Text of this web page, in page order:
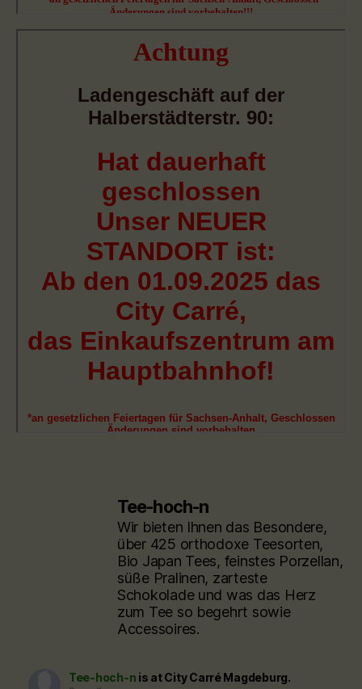
Tee-hoch-n
Wir bieten Ihnen das Besondere,
über 425 orthodoxe Teesorten,
Bio Japan Tees, feinstes Porzellan,
süße Pralinen, zarteste
Schokolade und was das Herz
zum Tee so begehrt sowie
Accessoires.
Tee-hoch-n is at City Carré Magdeburg.